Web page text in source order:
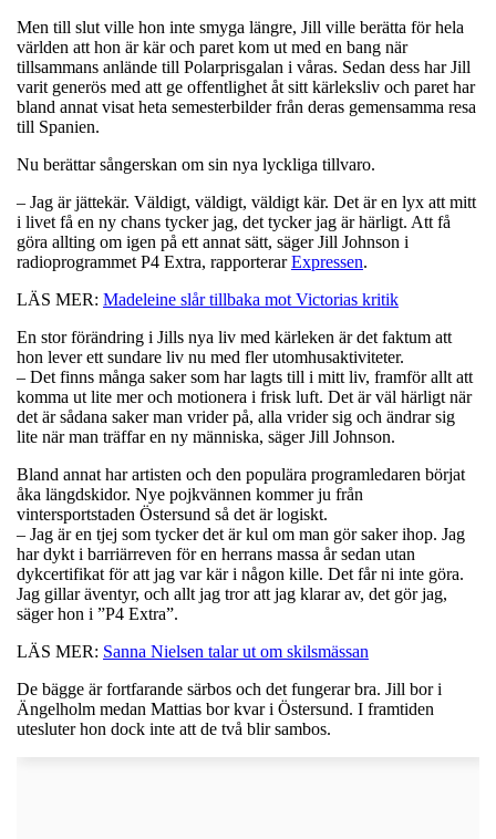
Men till slut ville hon inte smyga längre, Jill ville berätta för hela
världen att hon är kär och paret kom ut med en bang när
tillsammans anlände till Polarprisgalan i våras. Sedan dess har Jill
varit generös med att ge offentlighet åt sitt kärleksliv och paret har
bland annat visat heta semesterbilder från deras gemensamma resa
till Spanien.
Nu berättar sångerskan om sin nya lyckliga tillvaro.
– Jag är jättekär. Väldigt, väldigt, väldigt kär. Det är en lyx att mitt
i livet få en ny chans tycker jag, det tycker jag är härligt. Att få
göra allting om igen på ett annat sätt, säger Jill Johnson i
radioprogrammet P4 Extra, rapporterarExpressen.
LÄS MER: Madeleine slår tillbaka mot Victorias kritik
En stor förändring i Jills nya liv med kärleken är det faktum att
hon lever ett sundare liv nu med fler utomhusaktiviteter.
– Det finns många saker som har lagts till i mitt liv, framför allt att
komma ut lite mer och motionera i frisk luft. Det är väl härligt när
det är sådana saker man vrider på, alla vrider sig och ändrar sig
lite när man träffar en ny människa, säger Jill Johnson.
Bland annat har artisten och den populära programledaren börjat
åka längdskidor. Nye pojkvännen kommer ju från
vintersportstaden Östersund så det är logiskt.
– Jag är en tjej som tycker det är kul om man gör saker ihop. Jag
har dykt i barriärreven för en herrans massa år sedan utan
dykcertifikat för att jag var kär i någon kille. Det får ni inte göra.
Jag gillar äventyr, och allt jag tror att jag klarar av, det gör jag,
säger hon i ”P4 Extra”.
LÄS MER: Sanna Nielsen talar ut om skilsmässan
De bägge är fortfarande särbos och det fungerar bra. Jill bor i
Ängelholm medan Mattias bor kvar i Östersund. I framtiden
utesluter hon dock inte att de två blir sambos.